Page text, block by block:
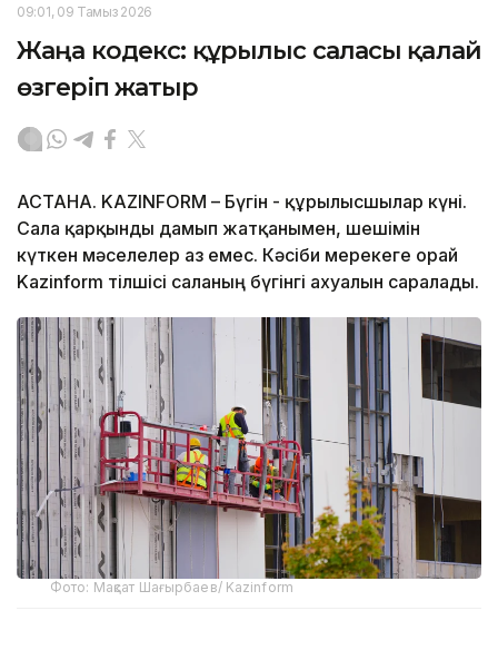
09:01, 09 Тамыз 2026
Жаңа кодекс: құрылыс саласы қалай
өзгеріп жатыр
АСТАНА. KAZINFORM – Бүгін - құрылысшылар күні.
Сала қарқынды дамып жатқанымен, шешімін
күткен мәселелер аз емес. Кәсіби мерекеге орай
Kazinform тілшісі саланың бүгінгі ахуалын саралады.
Фото: Мақсат Шағырбаев/ Kazinform